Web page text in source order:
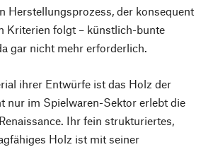
Herstellungsprozess, der konsequent
Kriterien folgt – künstlich-bunte
gar nicht mehr erforderlich.
ihrer Entwürfe ist das Holz der
nur im Spielwaren-Sektor erlebt die
Ihr fein strukturiertes,
Holz ist mit seiner